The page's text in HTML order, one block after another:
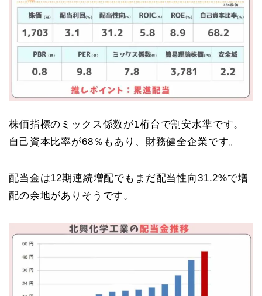
株価指標のミックス係数が1桁台で割安水準です。
自己資本比率が68％もあり、財務健全企業です。
配当金は12期連続増配でもまだ配当性向31.2%で増
配の余地がありそうです。